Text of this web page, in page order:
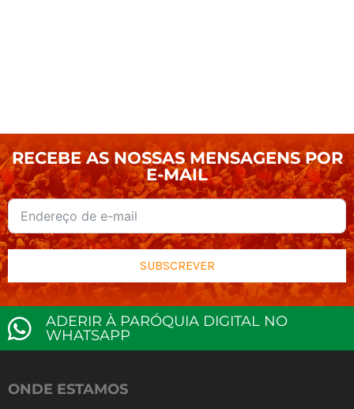
RECEBE AS NOSSAS MENSAGENS POR
E-MAIL
SUBSCREVER
ADERIR À PARÓQUIA DIGITAL NO
WHATSAPP
ONDE ESTAMOS